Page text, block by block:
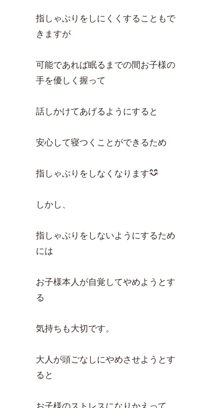
指しゃぶりをしにくくすることもで
きますが
可能であれば眠るまでの間お子様の
手を優しく握って
話しかけてあげるようにすると
安心して寝つくことができるため
指しゃぶりをしなくなります
しかし、
指しゃぶりをしないようにするため
には
お子様本人が自覚してやめようとす
る
気持ちも大切です。
大人が頭ごなしにやめさせようとす
ると